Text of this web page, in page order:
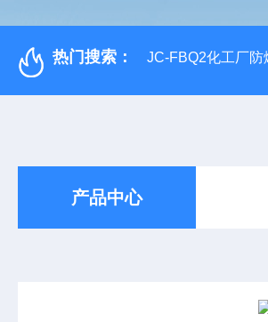
热门搜索： JC-FBQ2化工厂防
产品中心